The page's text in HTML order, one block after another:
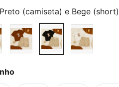
Preto (camiseta) e Bege (short)